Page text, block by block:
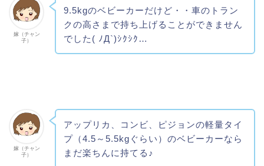
嫁（チャン
子）
9.5kgのベビーカーだけど・・車のトラン
クの高さまで持ち上げることができません
でした( ﾉД`)ｼｸｼｸ…
嫁（チャン
子）
アップリカ、コンビ、ピジョンの軽量タイ
プ（4.5～5.5kgぐらい）のベビーカーなら
まだ楽ちんに持てる♪